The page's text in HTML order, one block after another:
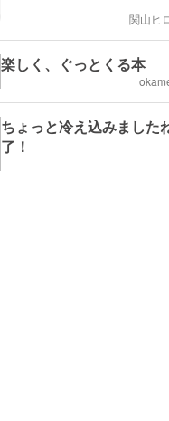
関山ヒ
楽しく、ぐっとくる本
ちょっと冷え込みました
了！